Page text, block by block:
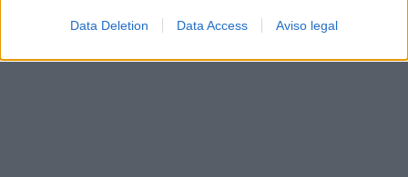
Data Deletion Data Access Aviso legal